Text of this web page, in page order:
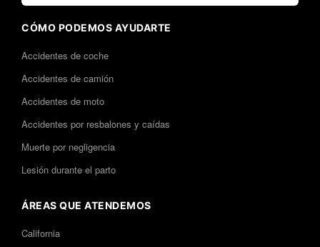
CÓMO PODEMOS AYUDARTE
Accidentes de coche
Accidentes de camión
Accidentes de moto
Accidentes por resbalones y caídas
Muerte por negligencia
Lesión durante el parto
ÁREAS QUE ATENDEMOS
California